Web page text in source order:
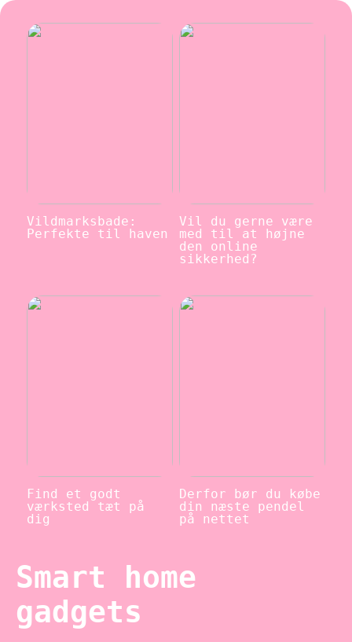
Vildmarksbade:
Perfekte til haven
Vil du gerne være
med til at højne
den online
sikkerhed?
Find et godt
værksted tæt på
dig
Derfor bør du købe
din næste pendel
på nettet
Smart home
gadgets